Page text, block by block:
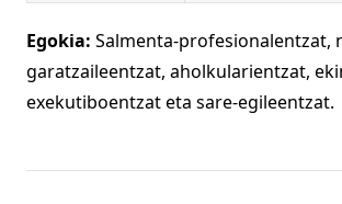
Egokia: Salmenta-profesionalentzat,
garatzaileentzat, aholkularientzat,
exekutiboentzat eta sare-egileentzat.